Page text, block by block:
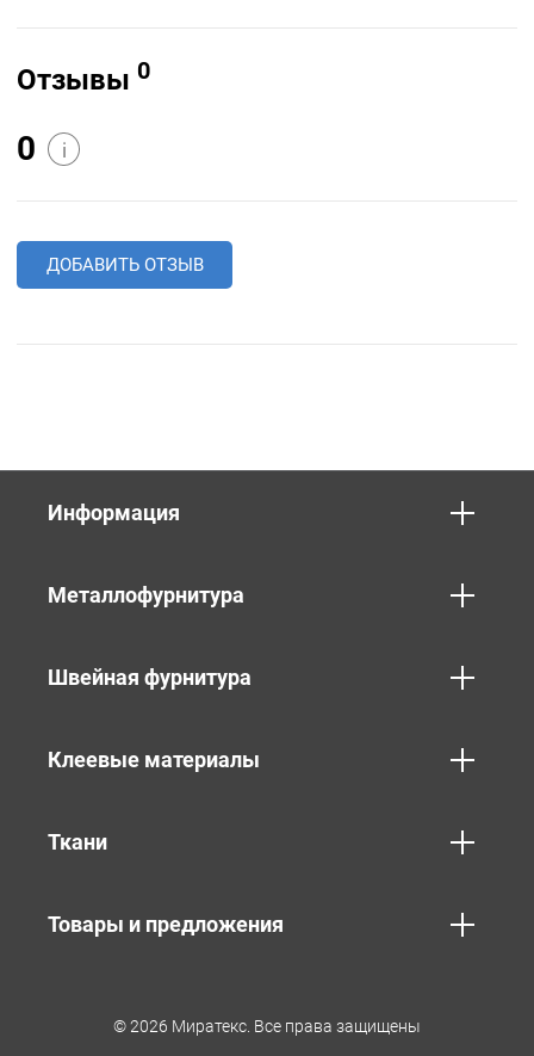
Отзывы 0
0 i
ДОБАВИТЬ ОТЗЫВ
Информация
Металлофурнитура
Швейная фурнитура
Клеевые материалы
Ткани
Товары и предложения
© 2026 Миратекс. Все права защищены